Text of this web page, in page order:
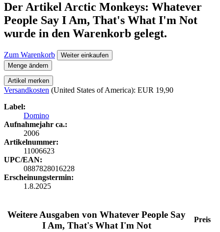
Der ArtikelArctic Monkeys: Whatever
People Say I Am, That's What I'm Not
wurde in den Warenkorb gelegt.
Zum Warenkorb
Weiter einkaufen
Menge ändern
Artikel merken
Versandkosten (United States of America): EUR 19,90
Label:
Domino
Aufnahmejahr ca.:
2006
Artikelnummer:
11006623
UPC/EAN:
0887828016228
Erscheinungstermin:
1.8.2025
Weitere Ausgaben von Whatever People Say
I Am, That's What I'm Not
Preis